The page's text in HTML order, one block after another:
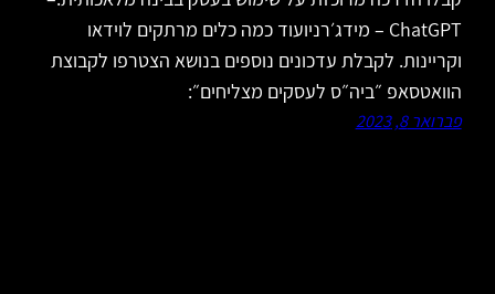
ChatGPT – מידג׳רניועוד כמה כלים מרתקים לוידאו
וקריינות. לקבלת עדכונים נוספים בנושא הצטרפו לקבוצת
הוואטסאפ ״ביה״ס לעסקים מצליחים״:
פברואר 8, 2023